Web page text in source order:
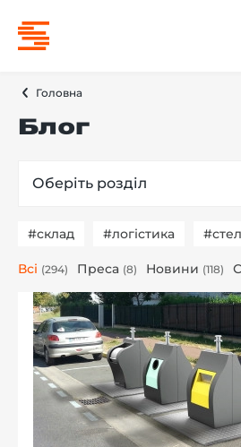
Головна
Блог
Оберіть розділ
#склад #логістика
Всі (294) Преса (8) Новини (118)